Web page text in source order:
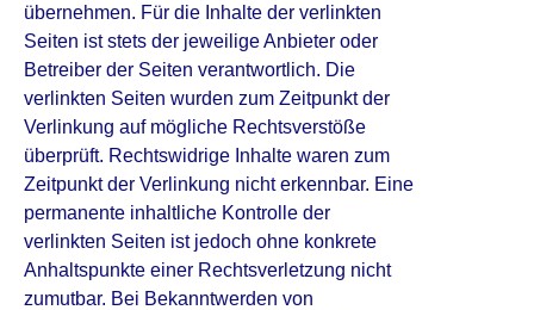
übernehmen. Für die Inhalte der verlinkten
Seiten ist stets der jeweilige Anbieter oder
Betreiber der Seiten verantwortlich. Die
verlinkten Seiten wurden zum Zeitpunkt der
Verlinkung auf mögliche Rechtsverstöße
überprüft. Rechtswidrige Inhalte waren zum
Zeitpunkt der Verlinkung nicht erkennbar. Eine
permanente inhaltliche Kontrolle der
verlinkten Seiten ist jedoch ohne konkrete
Anhaltspunkte einer Rechtsverletzung nicht
zumutbar. Bei Bekanntwerden von